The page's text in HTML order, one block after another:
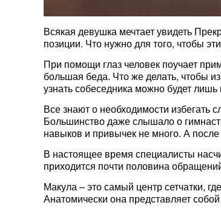
Всякая девушка мечтает увидеть
позиции. Что нужно для того, чтобы
При помощи глаз человек поучает
большая беда. Что же делать, чтобы
узнать собеседника можно будет лишь
Все знают о необходимости избегать
Большинство даже слышало о
навыков и привычек не много. А
В настоящее время специалисты
приходится почти половина
Макула – это самый центр сетчатки,
Анатомически она представляет